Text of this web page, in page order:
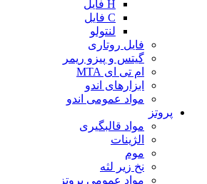
H فایل
C فایل
لنتولو
فایل روتاری
گیتس و پیزو ریمر
ام تی ای MTA
ابزارهای اندو
مواد عمومی اندو
پروتز
مواد قالبگیری
الژینات
موم
نخ زیر لثه
مواد عمومی پروتز